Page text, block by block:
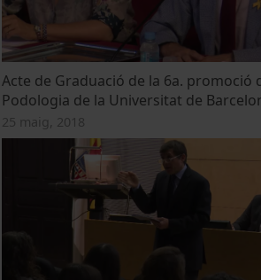
Acte de Graduació de la 6a. promoció
Podologia de la Universitat de
25 maig, 2018